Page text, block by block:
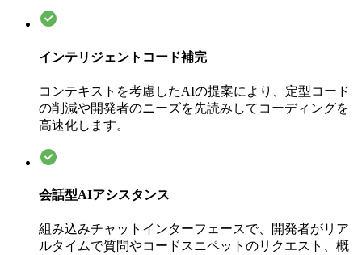
インテリジェントコード補完
コンテキストを考慮したAIの提案により、定型コード
の削減や開発者のニーズを先読みしてコーディングを
高速化します。
会話型AIアシスタンス
組み込みチャットインターフェースで、開発者がリア
ルタイムで質問やコードスニペットのリクエスト、概